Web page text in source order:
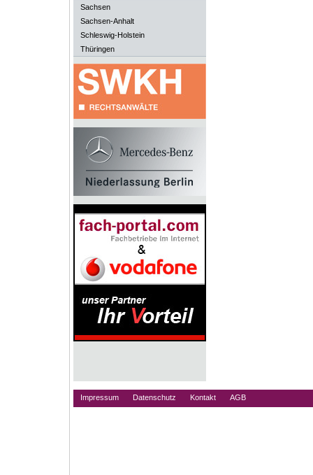
Sachsen
Sachsen-Anhalt
Schleswig-Holstein
Thüringen
Impressum Datenschutz Kontakt AGB